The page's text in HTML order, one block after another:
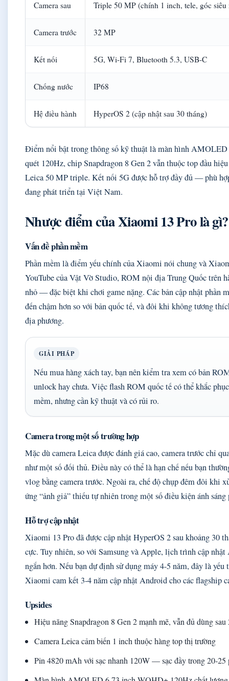
Camera sau Triple 50 MP (chính 1 inch, tele, góc siêu
Camera trước 32 MP
Kết nối 5G, Wi-Fi 7, Bluetooth 5.3, USB-C
Chống nước IP68
Hệ điều hành HyperOS 2 (cập nhật sau 30 tháng)
Điểm nổi bật trong thông số kỹ thuật là màn hình AMOLED
quét 120Hz, chip Snapdragon 8 Gen 2 vẫn thuộc top đầu
Leica 50 MP triple. Kết nối 5G được hỗ trợ đầy đủ — phù
đang phát triển tại Việt Nam.
Nhược điểm của Xiaomi 13 Pro là gì?
Vấn đề phần mềm
Phần mềm là điểm yếu chính của Xiaomi nói chung và
YouTube của Vật Vờ Studio, ROM nội địa Trung Quốc trên
nhỏ — đặc biệt khi chơi game nặng. Các bản cập nhật phần
đến chậm hơn so với bản quốc tế, và đôi khi không tương
địa phương.
GIẢI PHÁP
Nếu mua hàng xách tay, bạn nên kiểm tra xem có bản
unlock hay chưa. Việc flash ROM quốc tế có thể khắc
mềm, nhưng cần kỹ thuật và có rủi ro.
Camera trong một số trường hợp
Mặc dù camera Leica được đánh giá cao, camera trước chỉ
như một số đối thủ. Điều này có thể là hạn chế nếu bạn
vlog bằng camera trước. Ngoài ra, chế độ chụp đêm đôi khi
ứng “ảnh giả” thiếu tự nhiên trong một số điều kiện ánh sáng
Hỗ trợ cập nhật
Xiaomi 13 Pro đã được cập nhật HyperOS 2 sau khoảng 30
cực. Tuy nhiên, so với Samsung và Apple, lịch trình cập
ngắn hơn. Nếu bạn dự định sử dụng máy 4-5 năm, đây là yếu
Xiaomi cam kết 3-4 năm cập nhật Android cho các flagship
Upsides
Hiệu năng Snapdragon 8 Gen 2 mạnh mẽ, vẫn đủ dùng sau
Camera Leica cảm biến 1 inch thuộc hàng top thị trường
Pin 4820 mAh với sạc nhanh 120W — sạc đầy trong 20-25